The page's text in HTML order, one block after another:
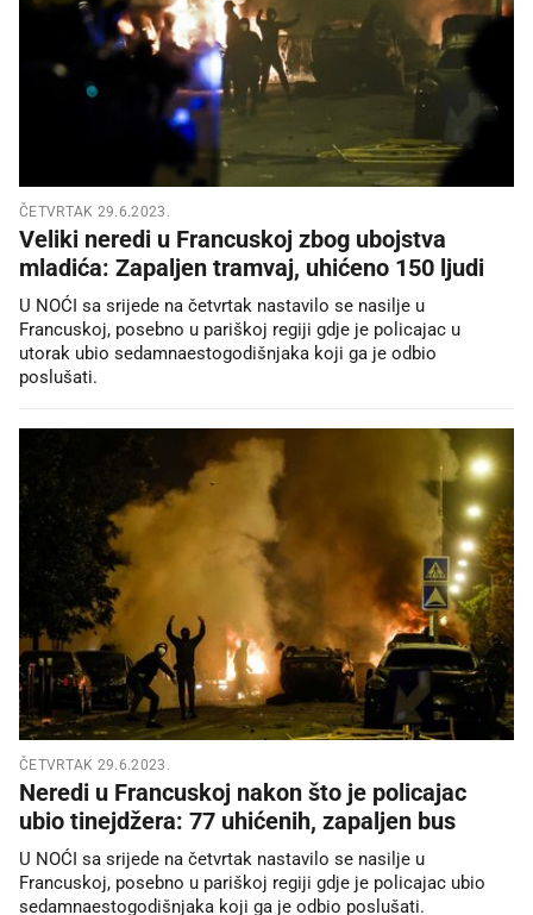
ČETVRTAK 29.6.2023.
Veliki neredi u Francuskoj zbog ubojstva
mladića: Zapaljen tramvaj, uhićeno 150 ljudi
U NOĆI sa srijede na četvrtak nastavilo se nasilje u
Francuskoj, posebno u pariškoj regiji gdje je policajac u
utorak ubio sedamnaestogodišnjaka koji ga je odbio
poslušati.
ČETVRTAK 29.6.2023.
Neredi u Francuskoj nakon što je policajac
ubio tinejdžera: 77 uhićenih, zapaljen bus
U NOĆI sa srijede na četvrtak nastavilo se nasilje u
Francuskoj, posebno u pariškoj regiji gdje je policajac ubio
sedamnaestogodišnjaka koji ga je odbio poslušati.